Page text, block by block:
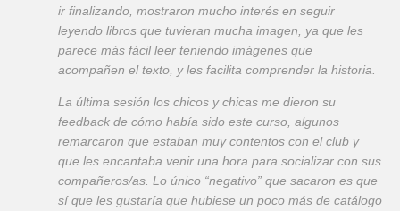
ir finalizando, mostraron mucho interés en seguir
leyendo libros que tuvieran mucha imagen, ya que les
parece más fácil leer teniendo imágenes que
acompañen el texto, y les facilita comprender la historia.
La última sesión los chicos y chicas me dieron su
feedback de cómo había sido este curso, algunos
remarcaron que estaban muy contentos con el club y
que les encantaba venir una hora para socializar con sus
compañeros/as. Lo único “negativo” que sacaron es que
sí que les gustaría que hubiese un poco más de catálogo